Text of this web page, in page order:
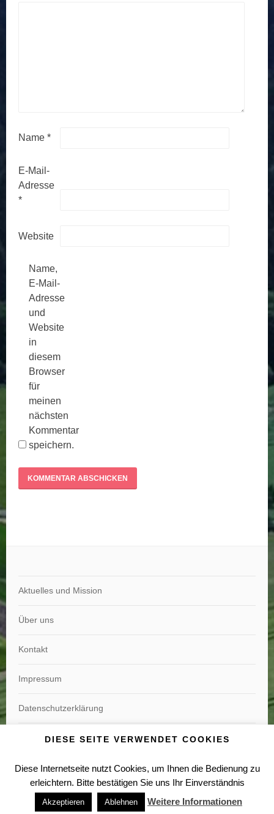
Name*
E-Mail-
Adresse
*
Website
Name,
E-Mail-
Adresse
und
Website
in
diesem
Browser
für
meinen
nächsten
Kommentar
speichern.
Aktuelles und Mission
Über uns
Kontakt
Impressum
Datenschutzerklärung
Widerrufsbelehrung
DIESE SEITE VERWENDET COOKIES
Diese Internetseite nutzt Cookies, um Ihnen die Bedienung zu
erleichtern. Bitte bestätigen Sie uns Ihr Einverständnis
Akzeptieren Ablehnen Weitere Informationen